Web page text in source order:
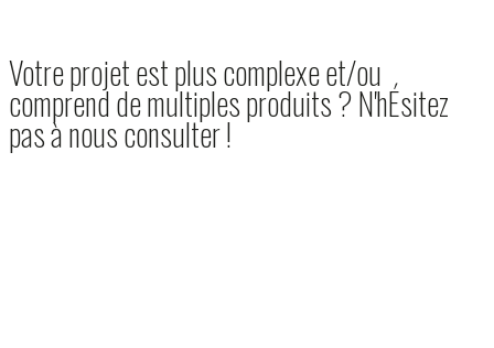
Votre projet est plus complexe et/ou
comprend de multiples produits ? N'hÉsitez
pas à nous consulter !